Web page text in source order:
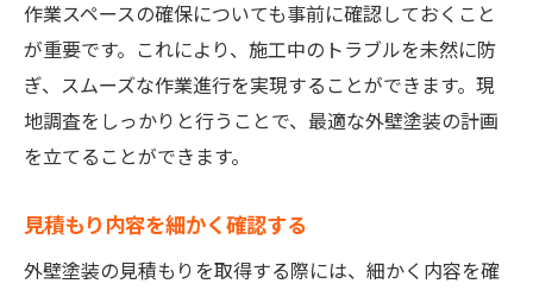
作業スペースの確保についても事前に確認しておくこと
が重要です。これにより、施工中のトラブルを未然に防
ぎ、スムーズな作業進行を実現することができます。現
地調査をしっかりと行うことで、最適な外壁塗装の計画
を立てることができます。
見積もり内容を細かく確認する
外壁塗装の見積もりを取得する際には、細かく内容を確